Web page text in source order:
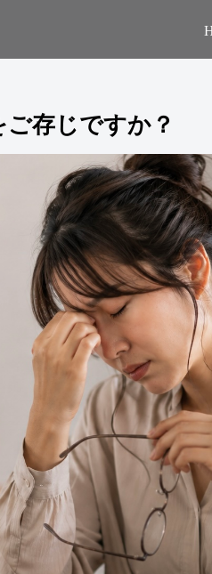
存じですか？